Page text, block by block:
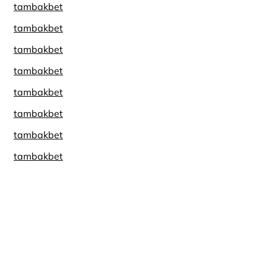
tambakbet
tambakbet
tambakbet
tambakbet
tambakbet
tambakbet
tambakbet
tambakbet